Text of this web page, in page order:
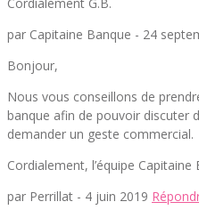
par Capitaine Banque - 24
Bonjour,
Nous vous conseillons de
banque afin de pouvoir discuter
demander un geste commercial.
Cordialement, l’équipe Capitaine
par Perrillat - 4 juin 2019